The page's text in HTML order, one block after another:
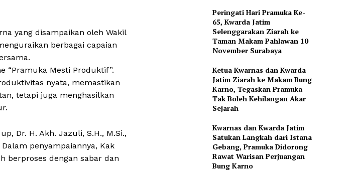
yang disampaikan oleh Wakil
berbagai capaian
“Pramuka Mesti Produktif”.
nyata, memastikan
tetapi juga menghasilkan
Dr. H. Akh. Jazuli, S.H., M.Si.,
penyampaiannya, Kak
berproses dengan sabar dan
Peringati Hari Pramuka Ke-
65, Kwarda Jatim
Selenggarakan Ziarah ke
Taman Makam Pahlawan 10
November Surabaya
Ketua Kwarnas dan Kwarda
Jatim Ziarah ke Makam Bung
Karno, Tegaskan Pramuka
Tak Boleh Kehilangan Akar
Sejarah
Kwarnas dan Kwarda Jatim
Satukan Langkah dari Istana
Gebang, Pramuka Didorong
Rawat Warisan Perjuangan
Bung Karno